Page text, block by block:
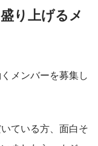
り上げるメ
メンバーを募集し
ている方、面白そ